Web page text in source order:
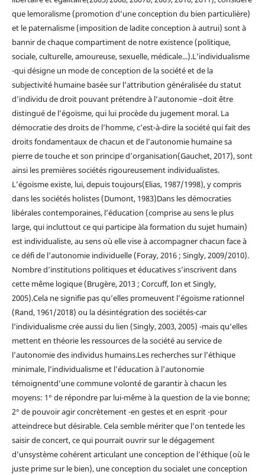
que lemoralisme (promotion d’une conception du bien particulière)
et le paternalisme (imposition de ladite conception à autrui) sont à
bannir de chaque compartiment de notre existence (politique,
sociale, culturelle, amoureuse, sexuelle, médicale...).L’individualisme
-qui désigne un mode de conception de la société et de la
subjectivité humaine basée sur l’attribution généralisée du statut
d’individu de droit pouvant prétendre à l’autonomie –doit être
distingué de l’égoïsme, qui lui procède du jugement moral. La
démocratie des droits de l’homme, c’est-à-dire la société qui fait des
droits fondamentaux de chacun et de l’autonomie humaine sa
pierre de touche et son principe d’organisation(Gauchet, 2017), sont
ainsi les premières sociétés rigoureusement individualistes.
L’égoïsme existe, lui, depuis toujours(Elias, 1987/1998), y compris
dans les sociétés holistes (Dumont, 1983)Dans les démocraties
libérales contemporaines, l’éducation (comprise au sens le plus
large, qui incluttout ce qui participe àla formation du sujet humain)
est individualiste, au sens où elle vise à accompagner chacun face à
ce défi de l’autonomie individuelle (Foray, 2016 ; Singly, 2009/2010).
Nombre d’institutions politiques et éducatives s’inscrivent dans
cette même logique (Brugère, 2013 ; Corcuff, Ion et Singly,
2005).Cela ne signifie pas qu’elles promeuvent l’égoïsme rationnel
(Rand, 1961/2018) ou la désintégration des sociétés-car
l’individualisme crée aussi du lien (Singly, 2003, 2005) -mais qu’elles
mettent en théorie les ressources de la société au service de
l’autonomie des individus humains.Les recherches sur l’éthique
minimale, l’individualisme et l’éducation à l’autonomie
témoignentd’une commune volonté de garantir à chacun les
moyens: 1° de répondre par lui-même à la question de la vie bonne;
2° de pouvoir agir concrètement -en gestes et en esprit -pour
atteindrece but désirable. Cela semble mériter que l’on tentede les
saisir de concert, ce qui pourrait ouvrir sur le dégagement
d’unsystème cohérent articulant une conception de l’éthique (où le
juste prime sur le bien), une conception du socialet une conception